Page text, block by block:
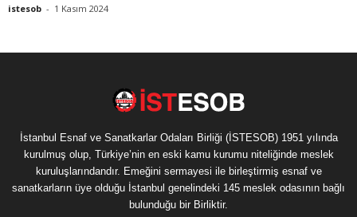
istesob - 1 Kasım 2024
İstanbul Esnaf ve Sanatkarlar Odaları Birliği (İSTESOB) 1951 yılında
kurulmuş olup, Türkiye’nin en eski kamu kurumu niteliğinde meslek
kuruluşlarındandır. Emeğini sermayesi ile birleştirmiş esnaf ve
sanatkarların üye olduğu İstanbul genelindeki 145 meslek odasının bağlı
bulunduğu bir Birliktir.